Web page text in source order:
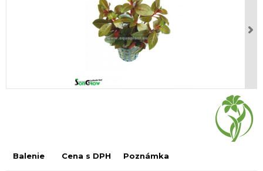
Balenie Cena s DPH Poznámka